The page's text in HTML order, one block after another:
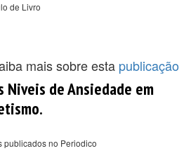
de Livro
mais sobre esta publicação
Niveis de Ansiedade em
publicados no Periodico